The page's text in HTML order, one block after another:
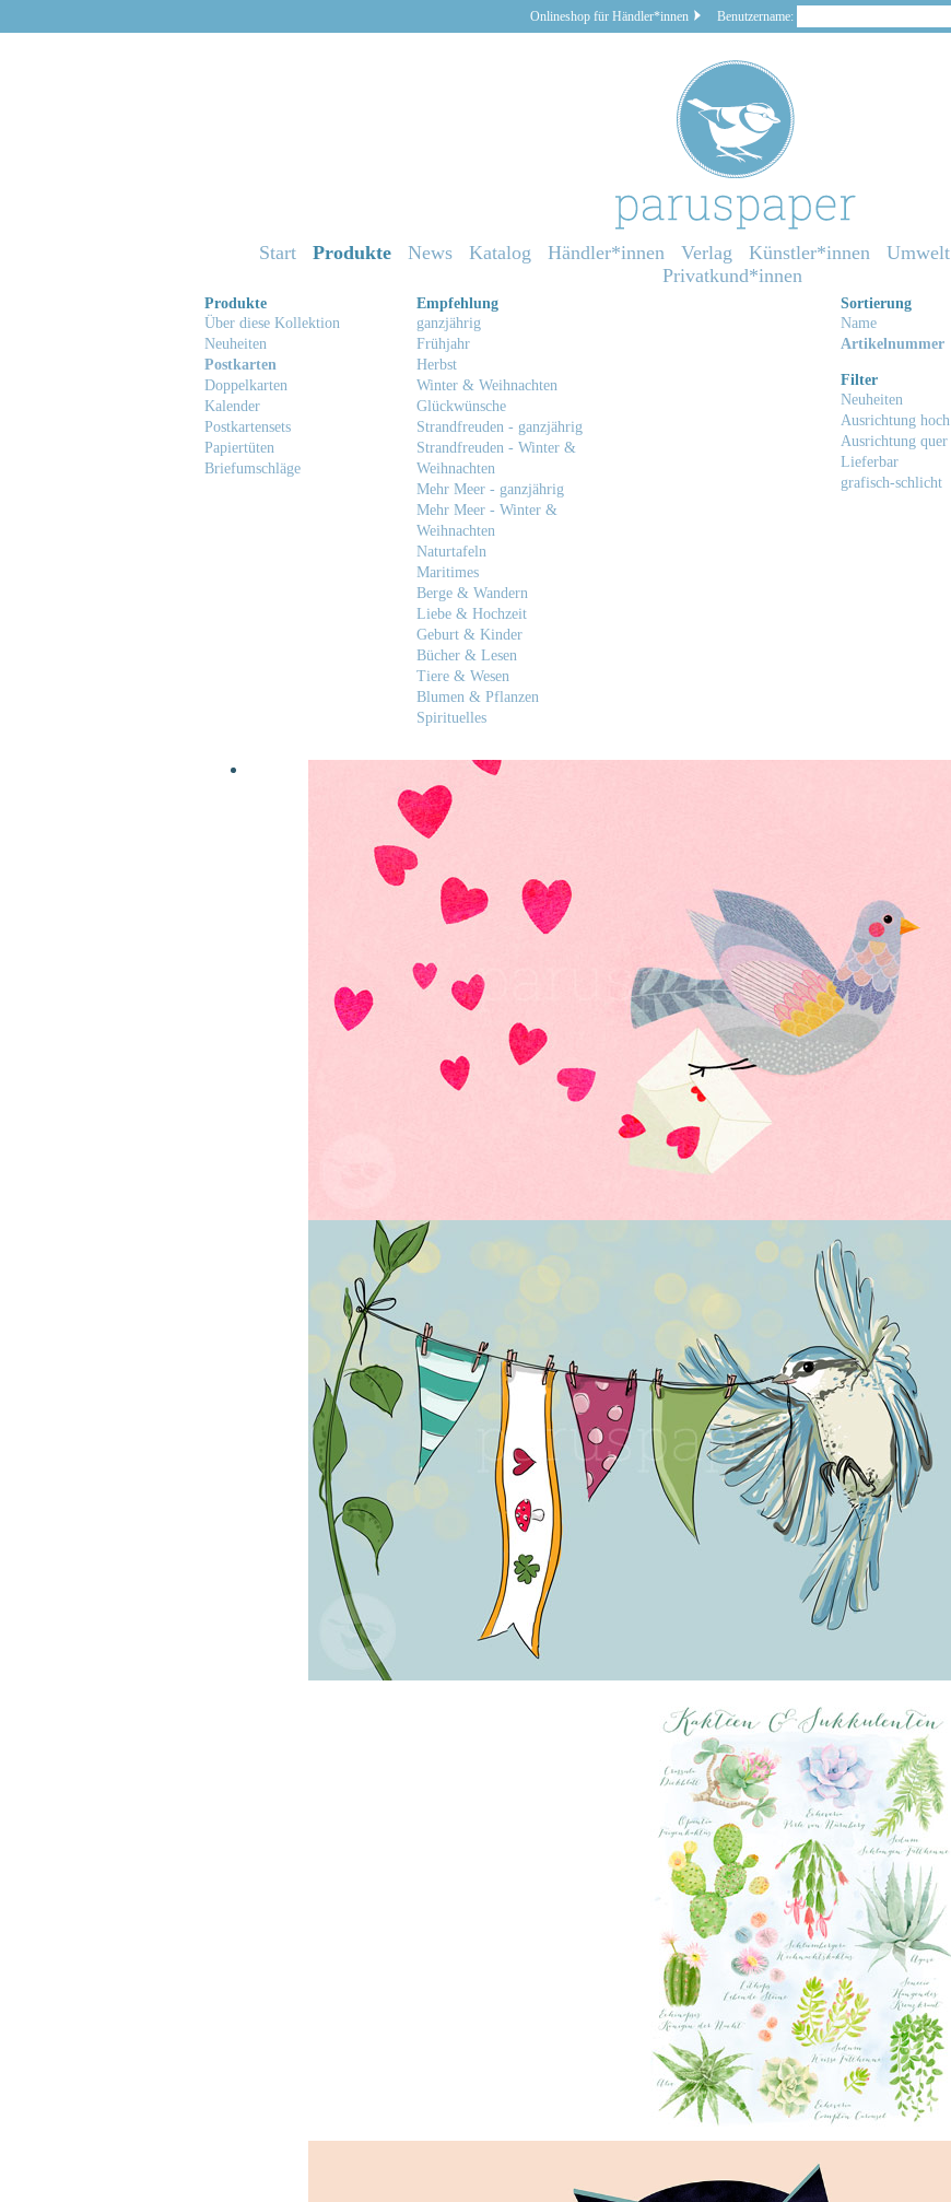
Onlineshop für Händler*innen Benutzername:
Start Produkte News Katalog Händler*innen Verlag Künstler*innen Umwelt
Privatkund*innen
Produkte
Über diese Kollektion
Neuheiten
Postkarten
Doppelkarten
Kalender
Postkartensets
Papiertüten
Briefumschläge
Empfehlung
ganzjährig
Frühjahr
Herbst
Winter & Weihnachten
Glückwünsche
Strandfreuden - ganzjährig
Strandfreuden - Winter &
Weihnachten
Mehr Meer - ganzjährig
Mehr Meer - Winter &
Weihnachten
Naturtafeln
Maritimes
Berge & Wandern
Liebe & Hochzeit
Geburt & Kinder
Bücher & Lesen
Tiere & Wesen
Blumen & Pflanzen
Spirituelles
Sortierung
Name
Artikelnummer
Filter
Neuheiten
Ausrichtung hoch
Ausrichtung quer
Lieferbar
grafisch-schlicht